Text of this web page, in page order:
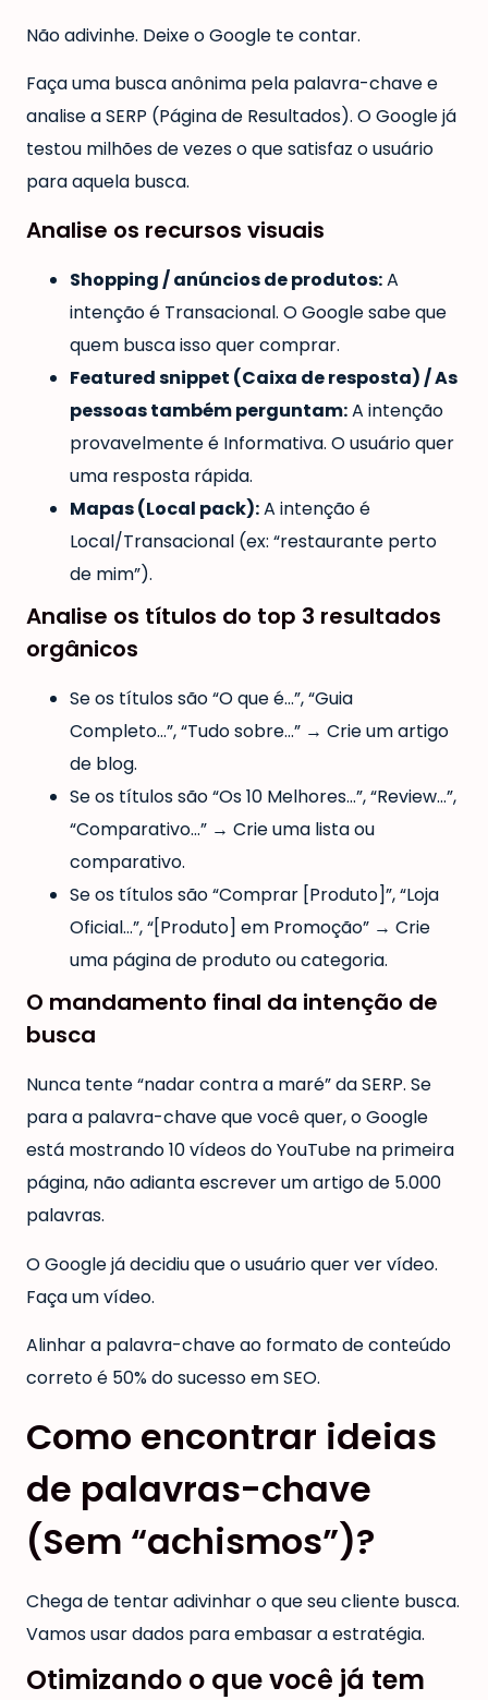
Não adivinhe. Deixe o Google te contar.
Faça uma busca anônima pela palavra-chave e
analise a SERP (Página de Resultados). O Google já
testou milhões de vezes o que satisfaz o usuário
para aquela busca.
Analise os recursos visuais
Shopping / anúncios de produtos:A
intenção é Transacional. O Google sabe que
quem busca isso quer comprar.
Featured snippet (Caixa de resposta) / As
pessoas também perguntam:A intenção
provavelmente é Informativa. O usuário quer
uma resposta rápida.
Mapas (Local pack):A intenção é
Local/Transacional (ex: “restaurante perto
de mim”).
Analise os títulos do top 3 resultados
orgânicos
Se os títulos são “O que é…”, “Guia
Completo…”, “Tudo sobre…” → Crie um artigo
de blog.
Se os títulos são “Os 10 Melhores…”, “Review…”,
“Comparativo…” → Crie uma lista ou
comparativo.
Se os títulos são “Comprar [Produto]”, “Loja
Oficial…”, “[Produto] em Promoção” → Crie
uma página de produto ou categoria.
O mandamento final da intenção de
busca
Nunca tente “nadar contra a maré” da SERP. Se
para a palavra-chave que você quer, o Google
está mostrando 10 vídeos do YouTube na primeira
página, não adianta escrever um artigo de 5.000
palavras.
O Google já decidiu que o usuário quer ver vídeo.
Faça um vídeo.
Alinhar a palavra-chave ao formato de conteúdo
correto é 50% do sucesso em SEO.
Como encontrar ideias
de palavras-chave
(Sem “achismos”)?
Chega de tentar adivinhar o que seu cliente busca.
Vamos usar dados para embasar a estratégia.
Otimizando o que você já tem